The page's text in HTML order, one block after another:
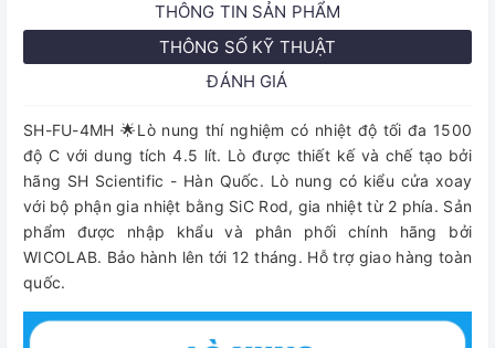
THÔNG TIN SẢN PHẨM
THÔNG SỐ KỸ THUẬT
ĐÁNH GIÁ
SH-FU-4MH 🌟Lò nung thí nghiệm có nhiệt độ tối đa 1500
độ C với dung tích 4.5 lít. Lò được thiết kế và chế tạo bởi
hãng SH Scientific - Hàn Quốc. Lò nung có kiểu cửa xoay
với bộ phận gia nhiệt bằng SiC Rod, gia nhiệt từ 2 phía. Sản
phẩm được nhập khẩu và phân phối chính hãng bởi
WICOLAB. Bảo hành lên tới 12 tháng. Hỗ trợ giao hàng toàn
quốc.